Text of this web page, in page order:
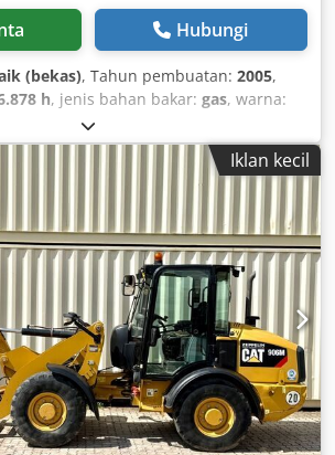
Hubungi
(bekas), Tahun pembuatan: 2005,
h, jenis bahan bakar: gas, warna:
Iklan kecil